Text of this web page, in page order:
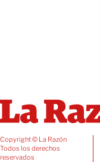
Copyright © La Razón
Todos los derechos
reservados